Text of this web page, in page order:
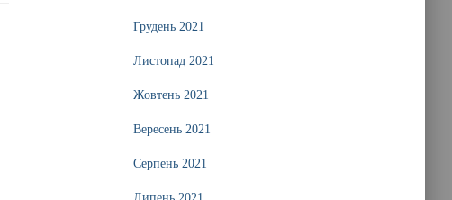
Грудень 2021
Листопад 2021
Жовтень 2021
Вересень 2021
Серпень 2021